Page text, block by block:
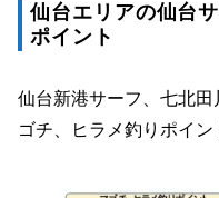
仙台エリアの仙台
ポイント
仙台新港サーフ、七北
ゴチ、ヒラメ釣りポイン